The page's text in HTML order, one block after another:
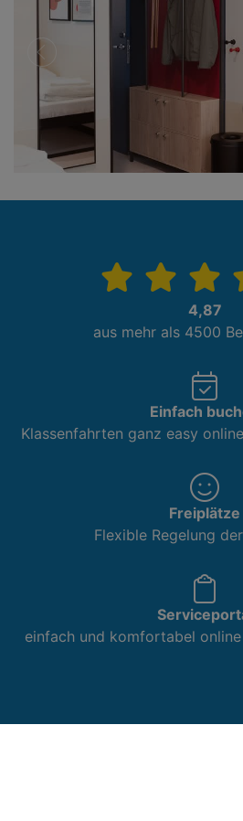
zurück
4,87
aus mehr als 4500
Einfach
Klassenfahrten ganz easy
Freiplätze
Flexible Regelung
einfach und komfortabel